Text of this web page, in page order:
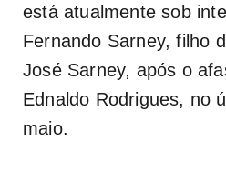
está atualmente sob
Fernando Sarney, filho
José Sarney, após o
Ednaldo Rodrigues, no
maio.